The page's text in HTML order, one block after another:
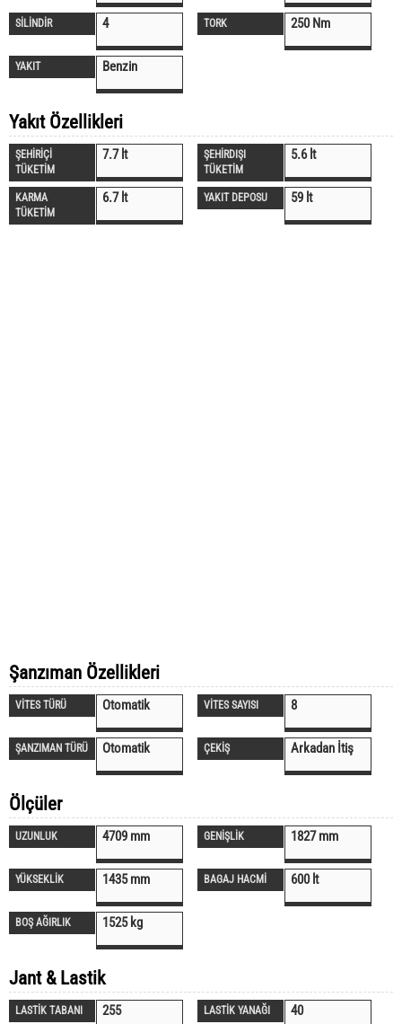
SİLİNDİR 4 TORK 250 Nm
YAKIT Benzin
Yakıt Özellikleri
ŞEHİRİÇİ
TÜKETİM
7.7 lt
ŞEHİRDIŞI
TÜKETİM
5.6 lt
KARMA
TÜKETİM
6.7 lt YAKIT DEPOSU 59 lt
Şanzıman Özellikleri
VİTES TÜRÜ Otomatik VİTES SAYISI 8
ŞANZIMAN TÜRÜ Otomatik ÇEKİŞ Arkadan İtiş
Ölçüler
UZUNLUK 4709 mm GENİŞLİK 1827 mm
YÜKSEKLİK 1435 mm BAGAJ HACMİ 600 lt
BOŞ AĞIRLIK 1525 kg
Jant & Lastik
LASTİK TABANI 255 LASTİK YANAĞI 40